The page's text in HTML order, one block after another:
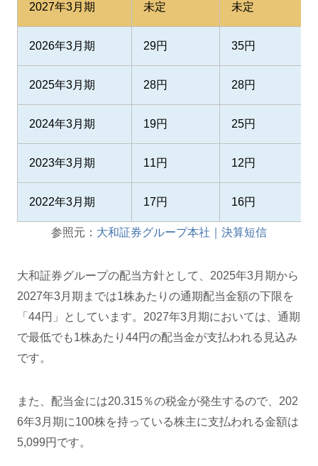
2027年3月期 未定 未定
2026年3月期 29円 35円
2025年3月期 28円 28円
2024年3月期 19円 25円
2023年3月期 11円 12円
2022年3月期 17円 16円
参照元： 大和証券グループ本社｜決算短信
大和証券グループの配当方針として、2025年3月期から
2027年3月期までは1株あたりの通期配当金額の下限を
「44円」としています。2027年3月期においては、通期
で最低でも1株あたり44円の配当金が支払われる見込み
です。
また、配当金には20.315％の税金が発生するので、202
6年3月期に100株を持っている株主に支払われる金額は
5,099円です。